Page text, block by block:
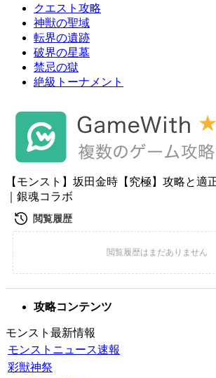
クエスト攻略
神獣の聖域
転界の遺跡
破界の星墓
禁忌の獄
絶級トーナメント
【モンスト】坂田金時【究極】攻略と適
｜銀魂コラボ
攻略コンテンツ
モンスト最新情報
モンストニュース速報
彩獣神祭